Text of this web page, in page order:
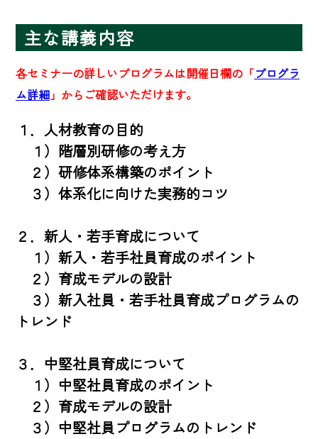
主な講義内容
各セミナーの詳しいプログラムは開催日欄の「プログラ
ム詳細」からご確認いただけます。
１．人材教育の目的
１）階層別研修の考え方
２）研修体系構築のポイント
３）体系化に向けた実務的コツ
２．新人・若手育成について
１）新入・若手社員育成のポイント
２）育成モデルの設計
３）新入社員・若手社員育成プログラムの
トレンド
３．中堅社員育成について
１）中堅社員育成のポイント
２）育成モデルの設計
３）中堅社員プログラムのトレンド